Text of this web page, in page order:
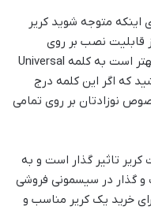
اینکه متوجه شوید کریر
قابلیت نصب بر روی
صندلی تمامی خودروها برخوردار است، بهتر است به کلمه Universal
که اگر این کلمه درج
نوزادتان بر روی تمامی
تاثیر گذار است و به
گذار در سیسمونی فروشی
خرید یک کریر مناسب و